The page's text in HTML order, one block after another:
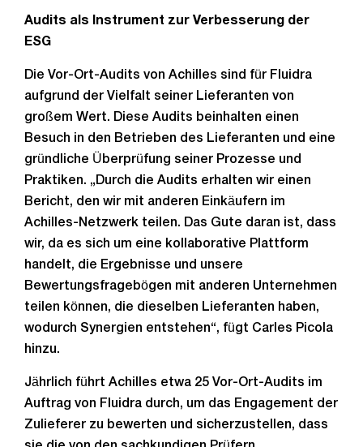
Audits als Instrument zur Verbesserung der
ESG
Die Vor-Ort-Audits von Achilles sind für Fluidra
aufgrund der Vielfalt seiner Lieferanten von
großem Wert. Diese Audits beinhalten einen
Besuch in den Betrieben des Lieferanten und eine
gründliche Überprüfung seiner Prozesse und
Praktiken. „Durch die Audits erhalten wir einen
Bericht, den wir mit anderen Einkäufern im
Achilles-Netzwerk teilen. Das Gute daran ist, dass
wir, da es sich um eine kollaborative Plattform
handelt, die Ergebnisse und unsere
Bewertungsfragebögen mit anderen Unternehmen
teilen können, die dieselben Lieferanten haben,
wodurch Synergien entstehen“, fügt Carles Picola
hinzu.
Jährlich führt Achilles etwa 25 Vor-Ort-Audits im
Auftrag von Fluidra durch, um das Engagement der
Zulieferer zu bewerten und sicherzustellen, dass